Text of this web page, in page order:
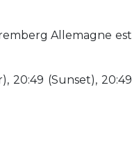
Allemagne est
20:49 (Sunset), 20:49